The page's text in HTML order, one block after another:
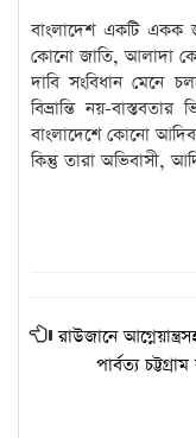
বাংলাদেশ একটি একক
কোনো জাতি, আলাদা
দাবি সংবিধান মেনে
বিভ্রান্তি নয়-
বাংলাদেশে কোনো
কিন্তু তারা অভিবাসী,
রাউজানে
পার্বত্য